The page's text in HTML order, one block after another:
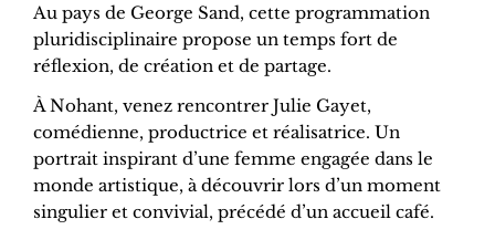
Au pays de George Sand, cette programmation
pluridisciplinaire propose un temps fort de
réflexion, de création et de partage.
À Nohant, venez rencontrer Julie Gayet,
comédienne, productrice et réalisatrice. Un
portrait inspirant d’une femme engagée dans le
monde artistique, à découvrir lors d’un moment
singulier et convivial, précédé d’un accueil café.